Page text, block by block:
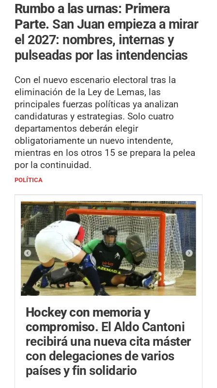
Rumbo a las urnas: Primera
Parte. San Juan empieza a mirar
el 2027: nombres, internas y
pulseadas por las intendencias
Con el nuevo escenario electoral tras la
eliminación de la Ley de Lemas, las
principales fuerzas políticas ya analizan
candidaturas y estrategias. Solo cuatro
departamentos deberán elegir
obligatoriamente un nuevo intendente,
mientras en los otros 15 se prepara la pelea
por la continuidad.
POLÍTICA
Hockey con memoria y
compromiso. El Aldo Cantoni
recibirá una nueva cita máster
con delegaciones de varios
países y fin solidario